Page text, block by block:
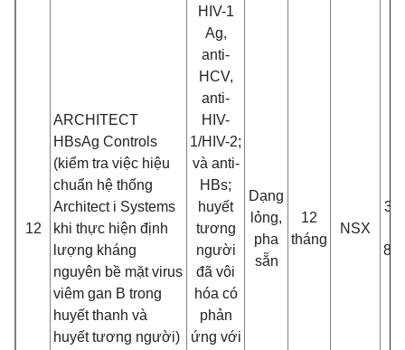
12
ARCHITECT
HBsAg Controls
(kiểm tra việc hiệu
chuẩn hệ thống
Architect i Systems
khi thực hiện định
lượng kháng
nguyên bề mặt virus
viêm gan B trong
huyết thanh và
huyết tương người)
HIV-1
Ag,
anti-
HCV,
anti-
HIV-
1/HIV-2;
và anti-
HBs;
huyết
tương
người
đã vôi
hóa có
phản
ứng với
Dạng
lỏng,
pha
sẵn
12
tháng
NSX
3